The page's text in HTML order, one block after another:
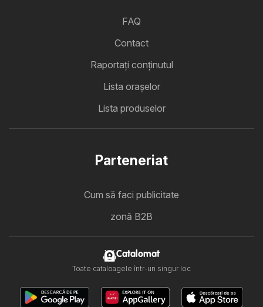
FAQ
Contact
Raportați conținutul
Lista oraşelor
Lista produselor
Parteneriat
Cum să faci publicitate
zonă B2B
Catalomat
Toate cataloagele într-un singur loc